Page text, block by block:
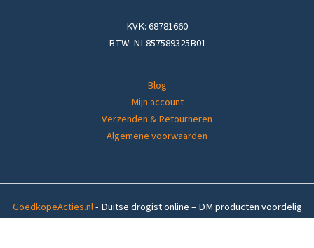
KVK: 68781660
BTW: NL857589325B01
Blog
Mijn account
Verzenden & Retourneren
Algemene voorwaarden
GoedkopeActies.nl- Duitse drogist online – DM producten voordelig